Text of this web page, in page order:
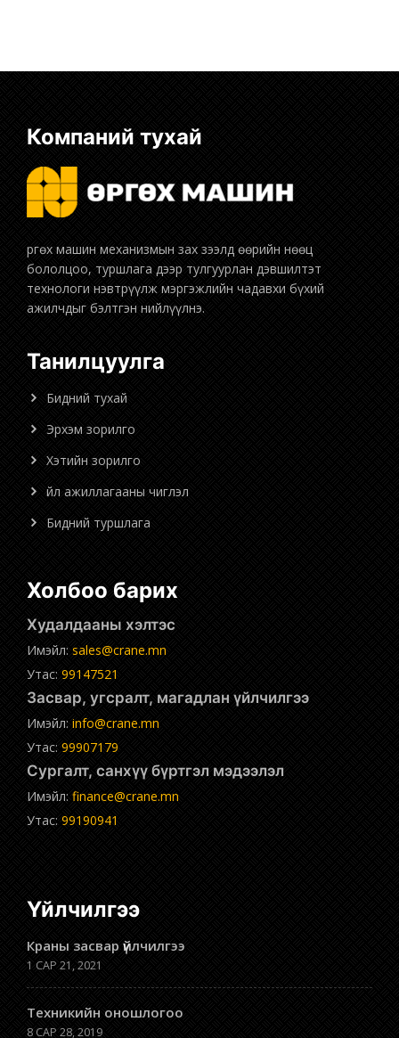
Компаний тухай
бололцоо, туршлага дээр тулгуурлан дэвшилтэт
технологи нэвтрүүлж мэргэжлийн чадавхи бүхий
ажилчдыг бэлтгэн нийлүүлнэ.
Танилцуулга
Бидний тухай
Эрхэм зорилго
Хэтийн зорилго
Үйл ажиллагааны чиглэл
Бидний туршлага
Холбоо барих
Худалдааны хэлтэс
Имэйл: sales@crane.mn
Утас: 99147521
Засвар, угсралт, магадлан үйлчилгээ
Имэйл: info@crane.mn
Утас: 99907179
Сургалт, санхүү бүртгэл мэдээлэл
Имэйл: finance@crane.mn
Утас: 99190941
Үйлчилгээ
Краны засвар үйлчилгээ
1 САР 21, 2021
Техникийн оношлогоо
8 САР 28, 2019